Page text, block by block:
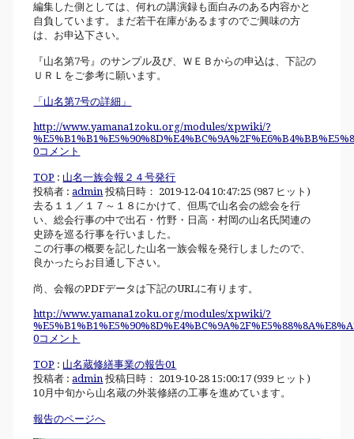
編集した側としては、何れの講演録も面白みのある内容かと
自負しています。まだ若干在庫があるますのでご興味の方
は、お申込下さい。
『山名第7号』のサンプル及び、ＷＥＢからの申込は、下記の
ＵＲＬをご参考に願います。
「山名第7号の詳細」
http://www.yamana1zoku.org/modules/xpwiki/?
0コメント
TOP : 山名一族会報２４号発行
投稿者 :admin 投稿日時： 2019-12-04 10:47:25 (987 ヒット)
去る１１／１７～１８にかけて、但馬で山名会の総会を行
い、総会行事の中で出石・竹野・日高・村岡の山名氏関連の
史跡を巡る行事を行いました。
この行事の概要を記した山名一族会報を発行しましたので、
良かったらお目通し下さい。
尚、会報のPDFデータは下記のURLに有ります。
http://www.yamana1zoku.org/modules/xpwiki/?
0コメント
TOP : 山名蔵修繕事業の報告01
投稿者 :admin 投稿日時： 2019-10-28 15:00:17 (939 ヒット)
10月中旬から山名蔵の外装修繕の工事を進めています。
報告のページへ